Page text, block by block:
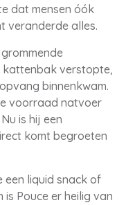
dat mensen óók
veranderde alles.
kattenbak verstopte,
binnenkwam.
voorraad natvoer
is hij een
komt begroeten
een liquid snack of
Pouce er heilig van